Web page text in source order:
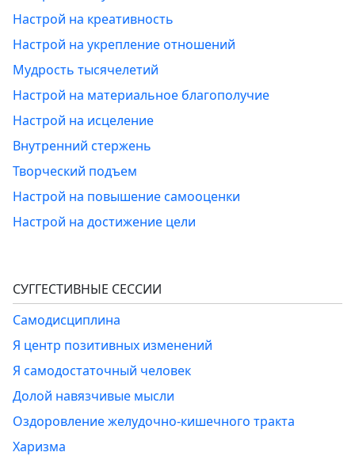
Настрой на креативность
Настрой на укрепление отношений
Мудрость тысячелетий
Настрой на материальное благополучие
Настрой на исцеление
Внутренний стержень
Творческий подъем
Настрой на повышение самооценки
Настрой на достижение цели
СУГГЕСТИВНЫЕ СЕССИИ
Самодисциплина
Я центр позитивных изменений
Я самодостаточный человек
Долой навязчивые мысли
Оздоровление желудочно-кишечного тракта
Харизма